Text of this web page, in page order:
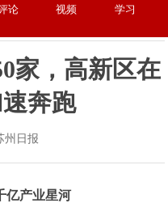
论 视频
学习
家，高新区在
奔跑
州日报
亿产业星河